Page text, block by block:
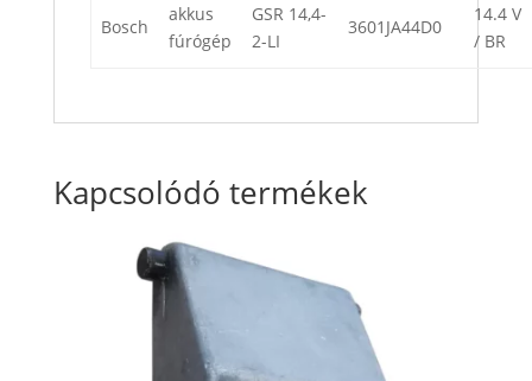
Bosch
akkus
fúrógép
GSR 14,4-
2-LI
3601JA44D0
14.4 V
/ BR
Kapcsolódó termékek